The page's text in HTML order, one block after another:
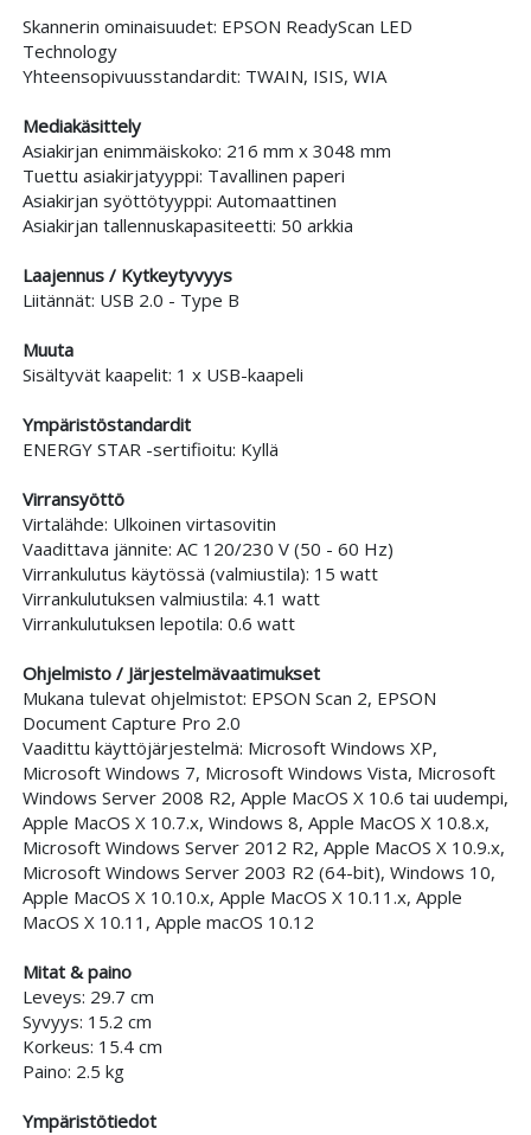
Skannerin ominaisuudet: EPSON ReadyScan LED
Technology
Yhteensopivuusstandardit: TWAIN, ISIS, WIA
Mediakäsittely
Asiakirjan enimmäiskoko: 216 mm x 3048 mm
Tuettu asiakirjatyyppi: Tavallinen paperi
Asiakirjan syöttötyyppi: Automaattinen
Asiakirjan tallennuskapasiteetti: 50 arkkia
Laajennus / Kytkeytyvyys
Liitännät: USB 2.0 - Type B
Muuta
Sisältyvät kaapelit: 1 x USB-kaapeli
Ympäristöstandardit
ENERGY STAR -sertifioitu: Kyllä
Virransyöttö
Virtalähde: Ulkoinen virtasovitin
Vaadittava jännite: AC 120/230 V (50 - 60 Hz)
Virrankulutus käytössä (valmiustila): 15 watt
Virrankulutuksen valmiustila: 4.1 watt
Virrankulutuksen lepotila: 0.6 watt
Ohjelmisto / Järjestelmävaatimukset
Mukana tulevat ohjelmistot: EPSON Scan 2, EPSON
Document Capture Pro 2.0
Vaadittu käyttöjärjestelmä: Microsoft Windows XP,
Microsoft Windows 7, Microsoft Windows Vista, Microsoft
Windows Server 2008 R2, Apple MacOS X 10.6 tai uudempi,
Apple MacOS X 10.7.x, Windows 8, Apple MacOS X 10.8.x,
Microsoft Windows Server 2012 R2, Apple MacOS X 10.9.x,
Microsoft Windows Server 2003 R2 (64-bit), Windows 10,
Apple MacOS X 10.10.x, Apple MacOS X 10.11.x, Apple
MacOS X 10.11, Apple macOS 10.12
Mitat & paino
Leveys: 29.7 cm
Syvyys: 15.2 cm
Korkeus: 15.4 cm
Paino: 2.5 kg
Ympäristötiedot